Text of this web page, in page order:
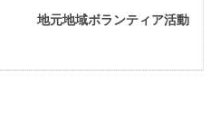
地元地域ボランティア活動